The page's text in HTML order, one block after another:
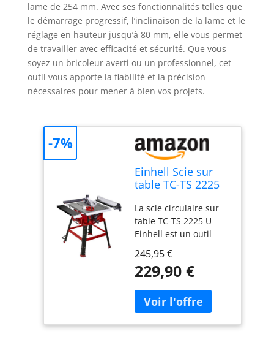
lame de 254 mm. Avec ses fonctionnalités telles que
le démarrage progressif, l’inclinaison de la lame et le
réglage en hauteur jusqu’à 80 mm, elle vous permet
de travailler avec efficacité et sécurité. Que vous
soyez un bricoleur averti ou un professionnel, cet
outil vous apporte la fiabilité et la précision
nécessaires pour mener à bien vos projets.
Einhell Scie sur
table TC-TS 2225
La scie circulaire sur
table TC-TS 2225 U
Einhell est un outil
utilisation précise et
flexible. Avec une
de 2 200 W, la scie
circulaire sur table
permet d’obtenir une
245,95 €
229,90 €
-7%